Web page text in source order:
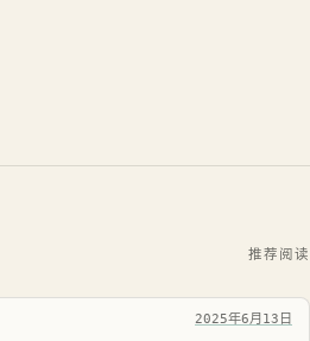
推荐阅读
2025年6月13日